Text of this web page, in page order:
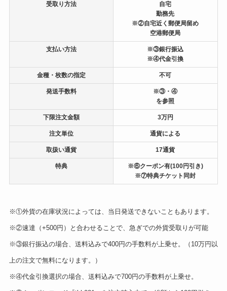
受取り方法
自宅
勤務先
※②自宅近く郵便局留め
空港郵便局
支払い方法
※③銀行振込
※④代金引換
金種・枚数の指定 不可
発送手数料
※③・④
を参照
下限注文金額 3万円
注文単位 通貨による
取扱い通貨 17通貨
特典
※⑥クーポン有(100円引き)
※⑦特典チケット同封
※①外貨の在庫状況によっては、当日発送できないこともあります。
※②速達（+500円）と合わせることで、急ぎでの外貨受取りが可能
※③銀行振込の場合、送料込みで400円の手数料が上乗せ。（10万円以
上の注文で無料になります。）
※④代金引換選択の場合、送料込みで700円の手数料が上乗せ。